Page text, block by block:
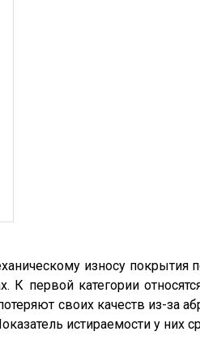
износу
К первой категории
своих качеств из-за
истираемости у них